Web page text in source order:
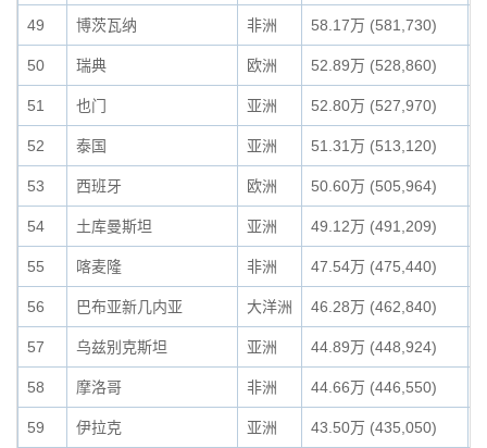
49 博茨瓦纳 非洲 58.17万 (581,730)
50 瑞典 欧洲 52.89万 (528,860)
51 也门 亚洲 52.80万 (527,970)
52 泰国 亚洲 51.31万 (513,120)
53 西班牙 欧洲 50.60万 (505,964)
54 土库曼斯坦 亚洲 49.12万 (491,209)
55 喀麦隆 非洲 47.54万 (475,440)
56 巴布亚新几内亚 大洋洲 46.28万 (462,840)
57 乌兹别克斯坦 亚洲 44.89万 (448,924)
58 摩洛哥 非洲 44.66万 (446,550)
59 伊拉克 亚洲 43.50万 (435,050)